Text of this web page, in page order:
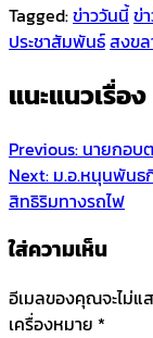
Tagged:ข่าววันนี้ข่
ประชาสัมพันธ์สงขล
แนะแนวเรื่อง
Previous: นายกอบ
Next: ม.อ.หนุนพันธ
สิทธิริมทางรถไฟ
ใส่ความเห็น
อีเมลของคุณจะไม่แ
เครื่องหมาย *